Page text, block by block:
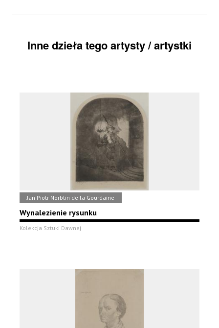
Inne dzieła tego artysty / artystki
Jan Piotr Norblin de la Gourdaine
Wynalezienie rysunku
Kolekcja Sztuki Dawnej